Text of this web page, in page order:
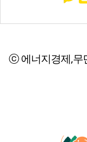
ⓒ 에너지경제,무